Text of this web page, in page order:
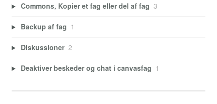
Commons, Kopier et fag eller del af fag 3
Backup af fag 1
Diskussioner 2
Deaktiver beskeder og chat i canvasfag 1